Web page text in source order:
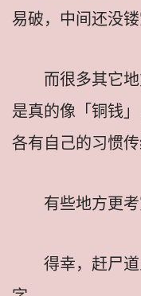
易破，中间还没镂
而很多其它
是真的像「铜钱
各有自己的习惯传
有些地方更
得幸，赶尸